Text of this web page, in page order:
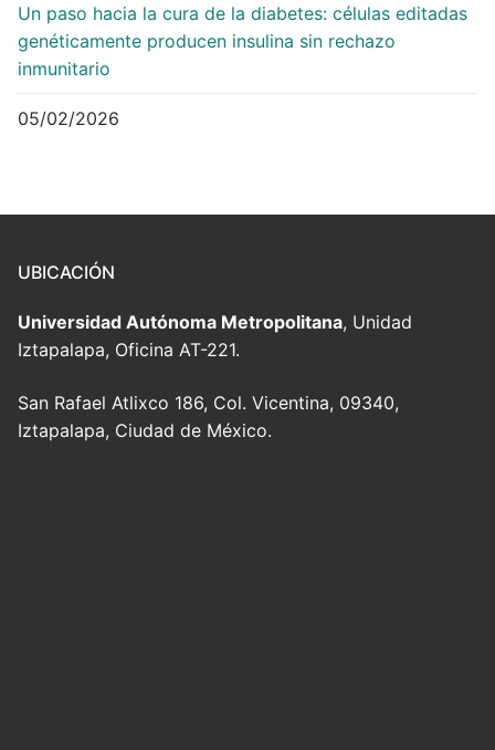
Un paso hacia la cura de la diabetes: células editadas
genéticamente producen insulina sin rechazo
inmunitario
05/02/2026
UBICACIÓN
Universidad Autónoma Metropolitana, Unidad
Iztapalapa, Oficina AT-221.
San Rafael Atlixco 186, Col. Vicentina, 09340,
Iztapalapa, Ciudad de México.